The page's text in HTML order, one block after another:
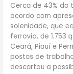
Cerca de 43% do
acordo com
solenidade, que
ferrovia, de 1.753
Ceará, Piauí e
postos de
descartou a